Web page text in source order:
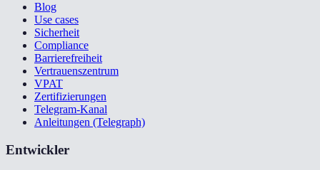
Blog
Use cases
Sicherheit
Compliance
Barrierefreiheit
Vertrauenszentrum
VPAT
Zertifizierungen
Telegram-Kanal
Anleitungen (Telegraph)
Entwickler